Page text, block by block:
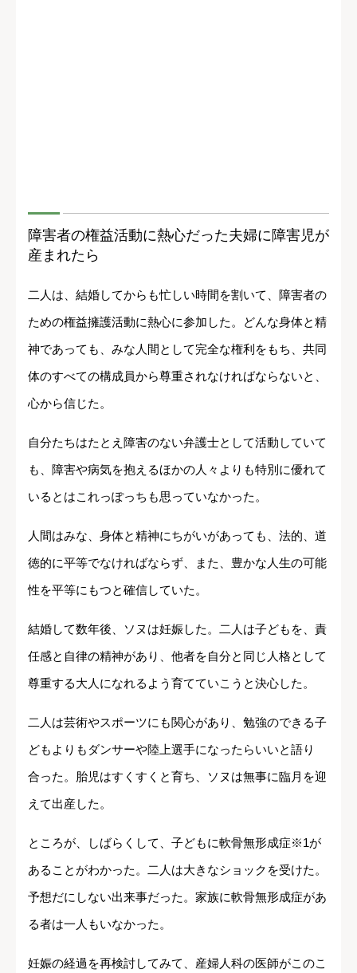
障害者の権益活動に熱心だった夫婦に障害児が
産まれたら
二人は、結婚してからも忙しい時間を割いて、障害者の
ための権益擁護活動に熱心に参加した。どんな身体と精
神であっても、みな人間として完全な権利をもち、共同
体のすべての構成員から尊重されなければならないと、
心から信じた。
自分たちはたとえ障害のない弁護士として活動していて
も、障害や病気を抱えるほかの人々よりも特別に優れて
いるとはこれっぽっちも思っていなかった。
人間はみな、身体と精神にちがいがあっても、法的、道
徳的に平等でなければならず、また、豊かな人生の可能
性を平等にもつと確信していた。
結婚して数年後、ソヌは妊娠した。二人は子どもを、責
任感と自律の精神があり、他者を自分と同じ人格として
尊重する大人になれるよう育てていこうと決心した。
二人は芸術やスポーツにも関心があり、勉強のできる子
どもよりもダンサーや陸上選手になったらいいと語り
合った。胎児はすくすくと育ち、ソヌは無事に臨月を迎
えて出産した。
ところが、しばらくして、子どもに軟骨無形成症※1が
あることがわかった。二人は大きなショックを受けた。
予想だにしない出来事だった。家族に軟骨無形成症があ
る者は一人もいなかった。
妊娠の経過を再検討してみて、産婦人科の医師がこのこ